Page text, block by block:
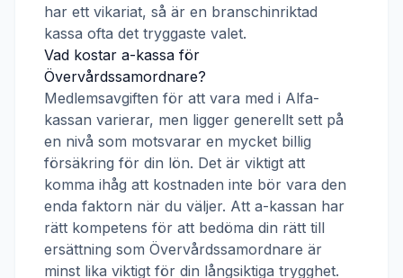
har ett vikariat, så är en branschinriktad
kassa ofta det tryggaste valet.
Vad kostar a-kassa för
Övervårdssamordnare?
Medlemsavgiften för att vara med i Alfa-
kassan varierar, men ligger generellt sett på
en nivå som motsvarar en mycket billig
försäkring för din lön. Det är viktigt att
komma ihåg att kostnaden inte bör vara den
enda faktorn när du väljer. Att a-kassan har
rätt kompetens för att bedöma din rätt till
ersättning som Övervårdssamordnare är
minst lika viktigt för din långsiktiga trygghet.